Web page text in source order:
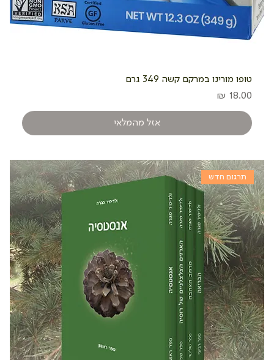
טופו מורינו במרקם קשה 349 גרם
מחיר
אזל מהמלאי
תרגום חדש